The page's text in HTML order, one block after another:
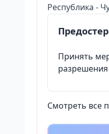
Республика -
Принять
Смотреть все